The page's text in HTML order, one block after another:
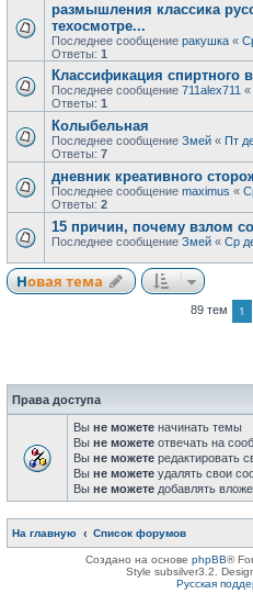
размышления классика
техосмотре...
Последнее сообщение ракушка «
Ответы: 1
Классификация спиртного
Последнее сообщение 711alex711 «
Ответы: 1
Колыбельная
Последнее сообщение Змей « Пт
Ответы: 7
дневник креативного
Последнее сообщение maximus «
Ответы: 2
15 причин, почему взлом
Последнее сообщение Змей « Ср
Новая тема
89 тем 1
Права доступа
Вы не можете начинать темы
Вы не можете отвечать на
Вы не можете редактировать
Вы не можете удалять свои
Вы не можете добавлять
На главную Список форумов
Создано на основе phpBB®
Style subsilver3.2.
Русская